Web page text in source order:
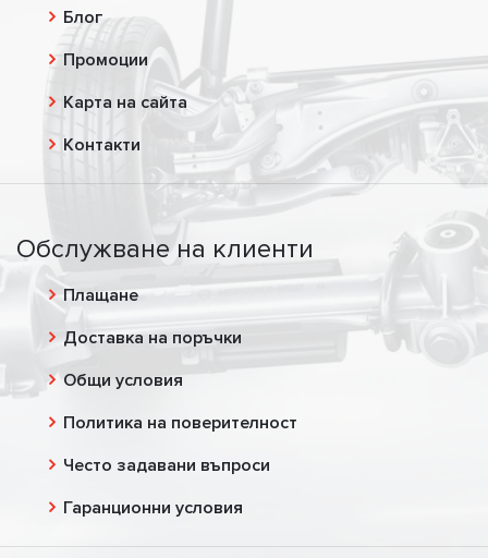
Блог
Промоции
Карта на сайта
Контакти
Обслужване на клиенти
Плащане
Доставка на поръчки
Общи условия
Политика на поверителност
Често задавани въпроси
Гаранционни условия